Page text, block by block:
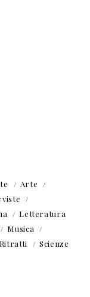
Arte
Letteratura
Musica
Ritratti
Scienze